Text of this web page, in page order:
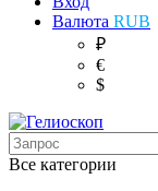
Валюта RUB
₽
€
$
Все категории